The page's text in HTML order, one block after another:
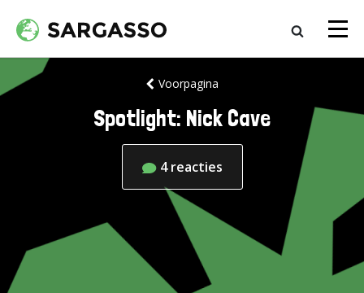
Voorpagina
Spotlight: Nick Cave
4 reacties